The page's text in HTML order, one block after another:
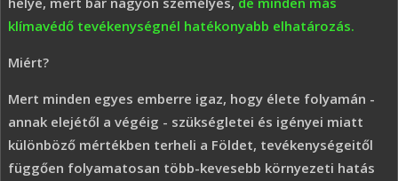
klímavédő tevékenységnél hatékonyabb elhatározás.
Miért?
Mert minden egyes emberre igaz, hogy élete folyamán -
annak elejétől a végéig - szükségletei és igényei miatt
különböző mértékben terheli a Földet, tevékenységeitől
függően folyamatosan több-kevesebb környezeti hatás